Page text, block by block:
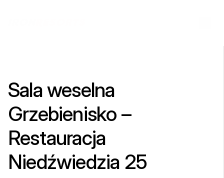
Sala weselna
Grzebienisko –
Restauracja
Niedźwiedzia 25